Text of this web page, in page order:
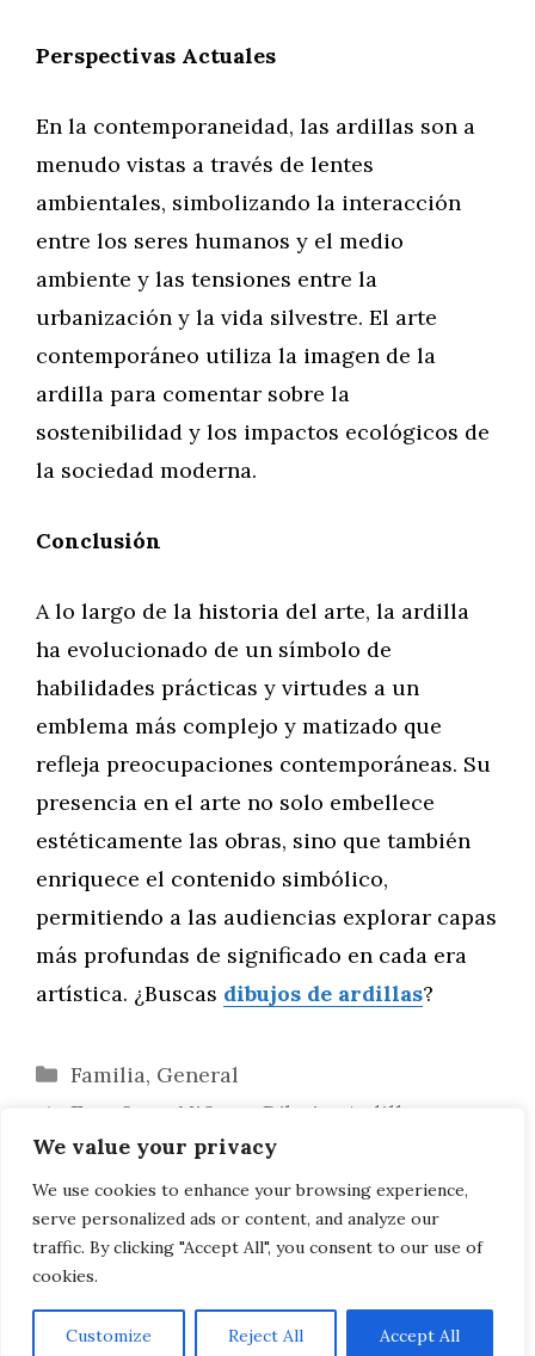
We value your privacy
We use cookies to enhance your browsing experience,
serve personalized ads or content, and analyze our
traffic. By clicking "Accept All", you consent to our use of
cookies.
Customize Reject All Accept All
Perspectivas Actuales
En la contemporaneidad, las ardillas son a
menudo vistas a través de lentes
ambientales, simbolizando la interacción
entre los seres humanos y el medio
ambiente y las tensiones entre la
urbanización y la vida silvestre. El arte
contemporáneo utiliza la imagen de la
ardilla para comentar sobre la
sostenibilidad y los impactos ecológicos de
la sociedad moderna.
Conclusión
A lo largo de la historia del arte, la ardilla
ha evolucionado de un símbolo de
habilidades prácticas y virtudes a un
emblema más complejo y matizado que
refleja preocupaciones contemporáneas. Su
presencia en el arte no solo embellece
estéticamente las obras, sino que también
enriquece el contenido simbólico,
permitiendo a las audiencias explorar capas
más profundas de significado en cada era
artística. ¿Buscas dibujos de ardillas?
Categorías
Familia, General
Enseñar a Niños a Dibujar Ardillas:
Desafíos y Soluciones
Unicornios en Apps de Meditación: Cómo
Atraen y Motivan a los Usuarios
AVISO LEGAL, POLITICA DE PRIVACIDAD, COOKIES